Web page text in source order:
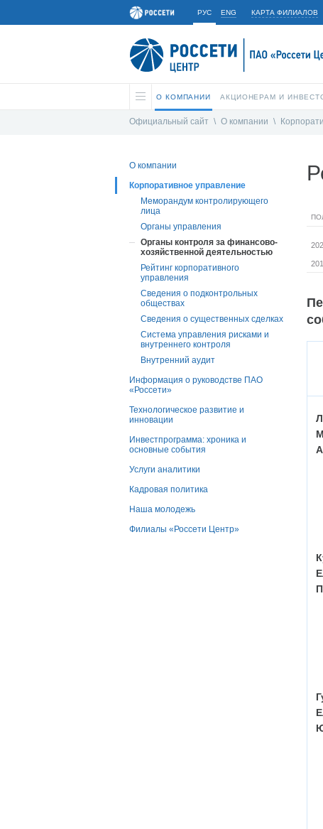
РУС ENG КАРТА ФИЛИАЛОВ
О КОМПАНИИ АКЦИОНЕРАМ И
Официальный сайт \ О компании \
О компании
Корпоративное управление
Меморандум контролирующего
лица
Органы управления
Органы контроля за финансово-
хозяйственной деятельностью
Рейтинг корпоративного
управления
Сведения о подконтрольных
обществах
Сведения о существенных сделках
Система управления рисками и
внутреннего контроля
Внутренний аудит
Информация о руководстве ПАО
«Россети»
Технологическое развитие и
инновации
Инвестпрограмма: хроника и
основные события
Услуги аналитики
Кадровая политика
Наша молодежь
Филиалы «Россети Центр»